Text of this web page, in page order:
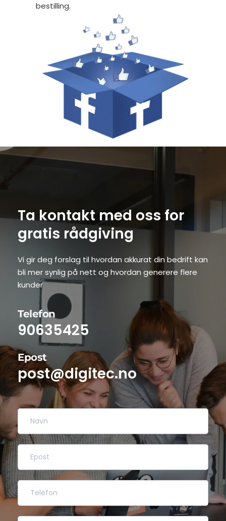
bestilling.
Ta kontakt med oss for
gratis rådgiving
Vi gir deg forslag til hvordan akkurat din bedrift kan
bli mer synlig på nett og hvordan generere flere
kunder
Telefon
90635425
Epost
post@digitec.no